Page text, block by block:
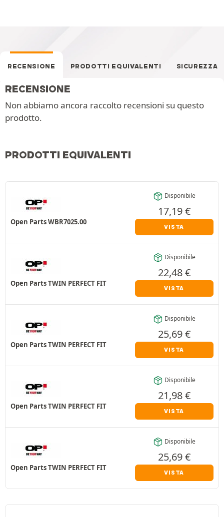
RECENSIONE PRODOTTI EQUIVALENTI SICUREZZA
RECENSIONE
Non abbiamo ancora raccolto recensioni su questo
prodotto.
PRODOTTI EQUIVALENTI
Open Parts WBR7025.00
Disponibile
17,19€
VISTA
Open Parts TWIN PERFECT FIT
Disponibile
22,48€
VISTA
Open Parts TWIN PERFECT FIT
Disponibile
25,69€
VISTA
Open Parts TWIN PERFECT FIT
Disponibile
21,98€
VISTA
Open Parts TWIN PERFECT FIT
Disponibile
25,69€
VISTA